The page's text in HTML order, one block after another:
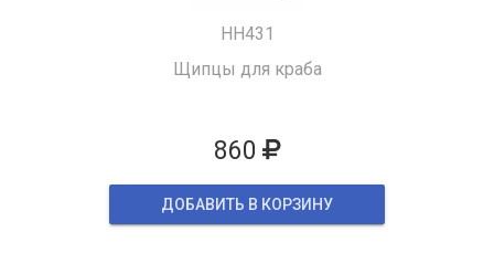
HH431
Щипцы для краба
860
ДОБАВИТЬ В КОРЗИНУ